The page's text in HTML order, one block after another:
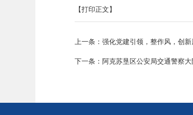
【打印正文】
上一条： 强化党建引领，整作风，创
下一条： 阿克苏垦区公安局交通警察